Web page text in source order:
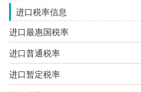
进口税率信息
进口最惠国税率
进口普通税率
进口暂定税率